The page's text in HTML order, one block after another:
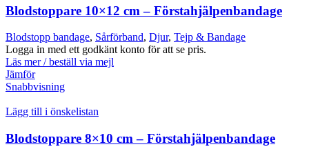
Blodstoppare 10×12 cm – Förstahjälpenbandage
Blodstopp bandage, Sårförband, Djur, Tejp & Bandage
Logga in med ett godkänt konto för att se pris.
Läs mer / beställ via mejl
Jämför
Snabbvisning
Lägg till i önskelistan
Blodstoppare 8×10 cm – Förstahjälpenbandage